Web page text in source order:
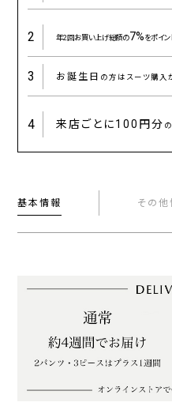
2 年2回お買い上げ総額の7%をポイ
3 お誕生日 の方はスーツ購入
4 来店ごとに100円分
基本情報 その他